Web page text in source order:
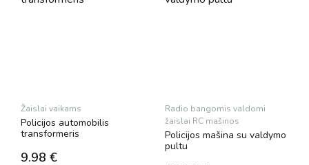
Žaislai vaikams
Policijos automobilis
transformeris
9.98 €
Radio bangomis valdomi
žaislai RC mašinos
Policijos mašina su valdymo
pultu